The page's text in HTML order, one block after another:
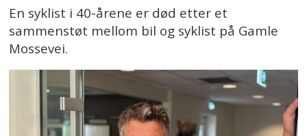
En syklist i 40-årene er død etter et
sammenstøt mellom bil og syklist på Gamle
Mossevei.